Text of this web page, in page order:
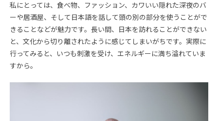
私にとっては、食べ物、ファッション、カワいい隠れた深夜のバ
ーや居酒屋、そして日本語を話して頭の別の部分を使うことがで
きることなどが魅力です。長い間、日本を訪れることができない
と、文化から切り離されたように感じてしまいがちです。実際に
行ってみると、いつも刺激を受け、エネルギーに満ち溢れていま
すから。